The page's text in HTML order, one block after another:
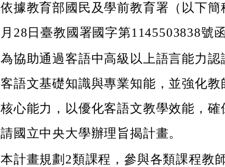
依據教育部國民及學前教育署（以下簡
月28日臺教國署國字第1145503838號函
為協助通過客語中高級以上語言能力
客語文基礎知識與專業知能，並強化
核心能力，以優化客語文教學效能，
請國立中央大學辦理旨揭計畫。
本計畫規劃2類課程，參與各類課程教